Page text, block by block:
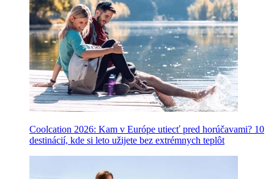
Coolcation 2026: Kam v Európe utiecť pred horúčavami? 10
destinácií, kde si leto užijete bez extrémnych teplôt